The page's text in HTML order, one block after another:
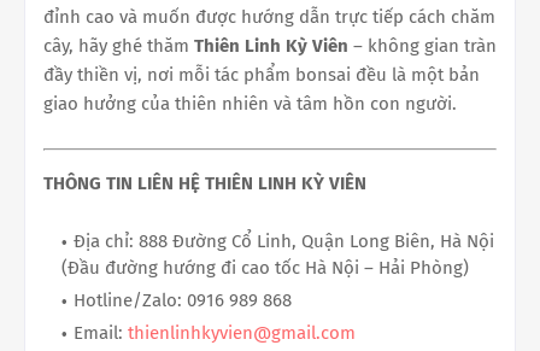
đỉnh cao và muốn được hướng dẫn trực tiếp cách chăm
cây, hãy ghé thăm Thiên Linh Kỳ Viên – không gian tràn
đầy thiền vị, nơi mỗi tác phẩm bonsai đều là một bản
giao hưởng của thiên nhiên và tâm hồn con người.
THÔNG TIN LIÊN HỆ THIÊN LINH KỲ VIÊN
Địa chỉ: 888 Đường Cổ Linh, Quận Long Biên, Hà Nội
(Đầu đường hướng đi cao tốc Hà Nội – Hải Phòng)
Hotline/Zalo: 0916 989 868
Email: thienlinhkyvien@gmail.com